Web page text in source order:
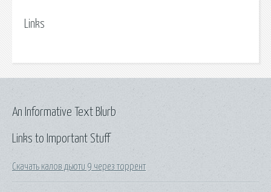
Links
Links to Important Stuff
Скачать калов дьюти 9 через торрент
An Informative Text Blurb